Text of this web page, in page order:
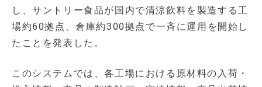
し、サントリー食品が国内で清涼飲料を製造する工
場約60拠点、倉庫約300拠点で一斉に運用を開始し
たことを発表した。
このシステムでは、各工場における原材料の入荷・